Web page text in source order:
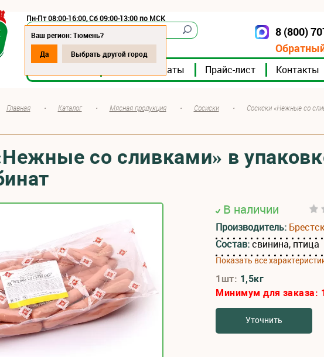
Пн-Пт 08:00-16:00, Сб 09:00-13:00 по МСК
Мясокомбинаты Прайс-лист Контакты
8 (800)
Ваш регион: Тюмень?
Да
Выбрать другой город
Главная • Каталог • Мясная продукция • Сосиски • Сосиски «Нежные со
со сливками» в
В наличии
Производитель:
Состав:свинина, птица
Показать все
1шт: 1,5кг
Минимум для заказа:
Уточнить